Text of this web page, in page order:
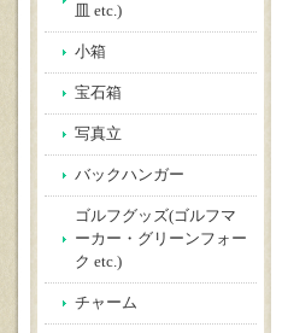
皿 etc.)
小箱
宝石箱
写真立
バックハンガー
ゴルフグッズ(ゴルフマ
ーカー・グリーンフォー
ク etc.)
チャーム